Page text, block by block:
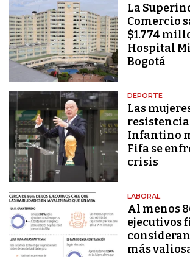
La
Comercio
$1.774
Hospital
Bogotá
DEPORTE
Las
Infantino
Fifa se
crisis
LABORAL
Al menos
ejecutivos
más